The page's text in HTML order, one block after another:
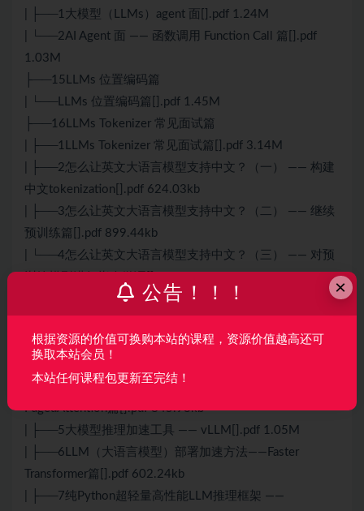
| ├──1大模型（LLMs）agent 面[].pdf 1.24M
| └──2AI Agent 面 —— 函数调用 Function Call 篇[].pdf
1.03M
├──15LLMs 位置编码篇
| └──LLMs 位置编码篇[].pdf 1.45M
├──16LLMs Tokenizer 常见面试篇
| ├──1LLMs Tokenizer 常见面试篇[].pdf 3.14M
| ├──2怎么让英文大语言模型支持中文？（一） —— 构建
中文tokenization[].pdf 624.03kb
| ├──3怎么让英文大语言模型支持中文？（二） —— 继续
预训练篇[].pdf 899.44kb
| └──4怎么让英文大语言模型支持中文？（三） —— 对预
├──17大模型(LLM)部署框架对比篇
| ├──2大模型（LLMs）加速篇[].pdf 300.36kb
| ├──4LLM（大语言模型）部署加速方法——
PagedAttention篇[].pdf 845.93kb
| ├──5大模型推理加速工具 —— vLLM[].pdf 1.05M
| ├──6LLM（大语言模型）部署加速方法——Faster
Transformer篇[].pdf 602.24kb
| ├──7纯Python超轻量高性能LLM推理框架 ——
×
公告！！！
根据资源的价值可换购本站的课程，资源价值越高还可
换取本站会员！
本站任何课程包更新至完结！